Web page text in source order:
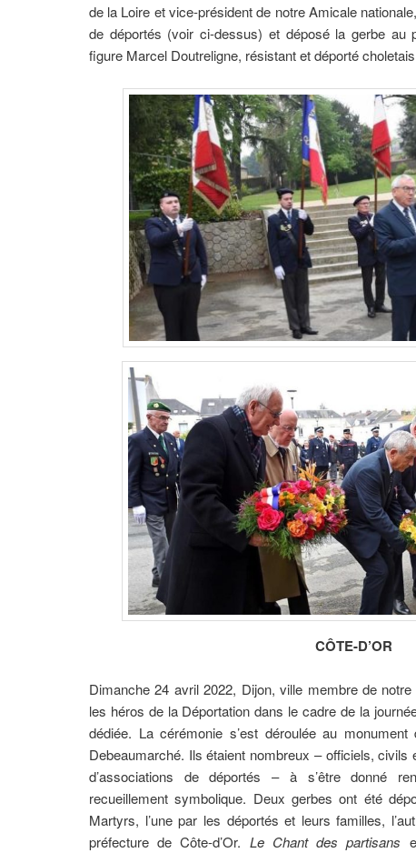
de la Loire et vice-président de notre Amicale
de déportés (voir ci-dessus) et déposé la gerbe au
figure Marcel Doutreligne, résistant et déporté
CÔTE-D’OR
Dimanche 24 avril 2022, Dijon, ville membre de
les héros de la Déportation dans le cadre de la
dédiée. La cérémonie s’est déroulée au
Debeaumarché. Ils étaient nombreux – officiels,
d’associations de déportés – à s’être donné
recueillement symbolique. Deux gerbes ont été
Martyrs, l’une par les déportés et leurs familles,
préfecture de Côte-d’Or. Le Chant des partisans